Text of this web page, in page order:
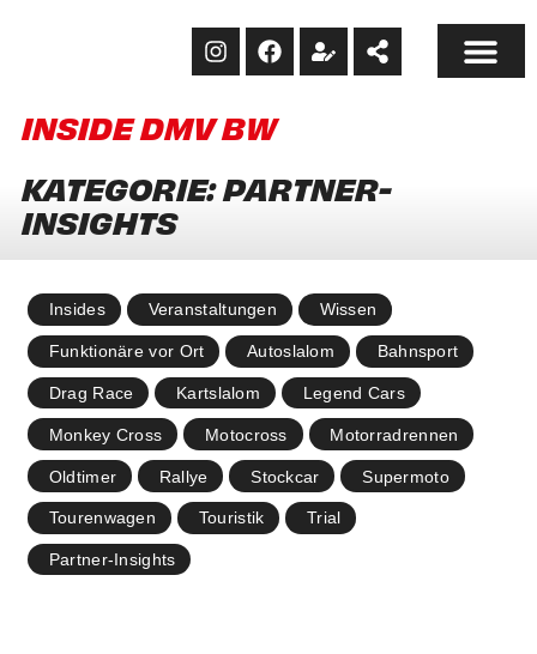
INSIDE DMV BW
KATEGORIE: PARTNER-
INSIGHTS
Insides Veranstaltungen Wissen
Funktionäre vor Ort Autoslalom Bahnsport
Drag Race Kartslalom Legend Cars
Monkey Cross Motocross Motorradrennen
Oldtimer Rallye Stockcar Supermoto
Tourenwagen Touristik Trial
Partner-Insights